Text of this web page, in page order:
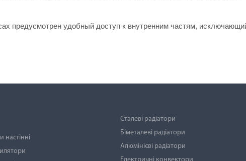
предусмотрен удобный доступ к внутренним частям,
настінні
Сталеві радіатори
Біметалеві радіатори
Алюмінієві радіатори